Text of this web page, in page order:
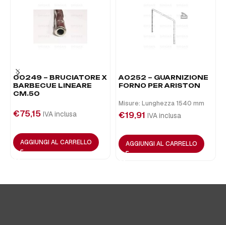
00249 – BRUCIATORE X
BARBECUE LINEARE
CM.50
€75,15 IVA inclusa
AGGIUNGI AL CARRELLO
A0252 – GUARNIZIONE
FORNO PER ARISTON
Misure: Lunghezza 1540 mm
€19,91 IVA inclusa
AGGIUNGI AL CARRELLO